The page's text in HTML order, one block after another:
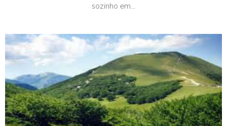
sozinho em...